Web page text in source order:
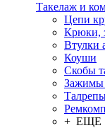
Такелаж и
Цепи
Крюки,
Втулки
Коуши
Скобы
Зажимы
+ ЕЩЕ